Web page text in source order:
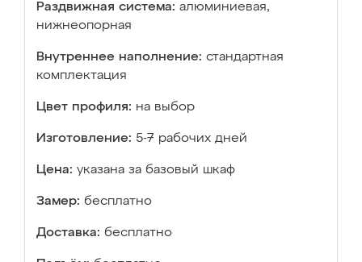
Раздвижная система: алюминиевая,
нижнеопорная
Внутреннее наполнение: стандартная
комплектация
Цвет профиля: на выбор
Изготовление: 5-7 рабочих дней
Цена: указана за базовый шкаф
Замер: бесплатно
Доставка: бесплатно